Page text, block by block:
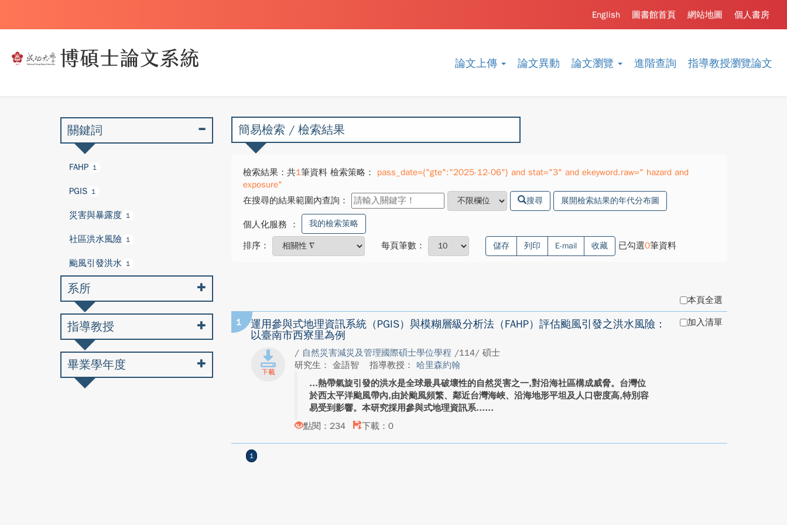
論文上傳 論文異動 論文瀏覽 進階查詢 指導教授瀏覽論文
個人書房
網站地圖
圖書館首頁
English
簡易檢索 / 檢索結果
檢索結果：共1筆資料 檢索策略：
pass_date={"gte":"2025-12-06"} and stat="3" and ekeyword.raw=" hazard and
exposure"
在搜尋的結果範圍內查詢：
搜尋 展開檢索結果的年代分布圖
個人化服務 ： 我的檢索策略
排序： 每頁筆數： 儲存 列印 E-mail 收藏 已勾選0筆資料
本頁全選
1
運用參與式地理資訊系統（PGIS）與模糊層級分析法（FAHP）評估颱風引發之洪水風險：
以臺南市西寮里為例
/ 自然災害減災及管理國際碩士學位學程 /114/ 碩士
研究生： 金語智
指導教授： 哈里森約翰
熱帶氣旋引發的洪水是全球最具破壞性的自然災害之一,對沿海社區構成威脅。台灣位
於西太平洋颱風帶內,由於颱風頻繁、鄰近台灣海峽、沿海地形平坦及人口密度高,特別容
易受到影響。本研究採用參與式地理資訊系...
點閱：234
下載：0
加入清單
1
關鍵詞
FAHP 1
PGIS 1
災害與暴露度 1
社區洪水風險 1
颱風引發洪水 1
系所
指導教授
畢業學年度